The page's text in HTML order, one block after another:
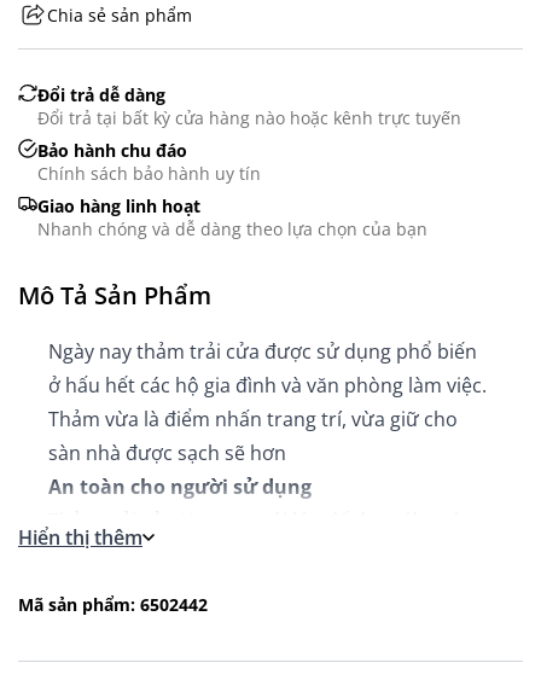
GHS07 - Advarsel
Chia sẻ sản phẩm
Đổi trả dễ dàng
Đổi trả tại bất kỳ cửa hàng nào hoặc kênh trực tuyến
Bảo hành chu đáo
Chính sách bảo hành uy tín
Giao hàng linh hoạt
Nhanh chóng và dễ dàng theo lựa chọn của bạn
Mô Tả Sản Phẩm
Ngày nay thảm trải cửa được sử dụng phổ biến
ở hấu hết các hộ gia đình và văn phòng làm việc.
Thảm vừa là điểm nhấn trang trí, vừa giữ cho
sàn nhà được sạch sẽ hơn
An toàn cho người sử dụng
Latex chống trượt nên rất an toàn cho người sử
Hiển thị thêm
Mã sản phẩm: 6502442